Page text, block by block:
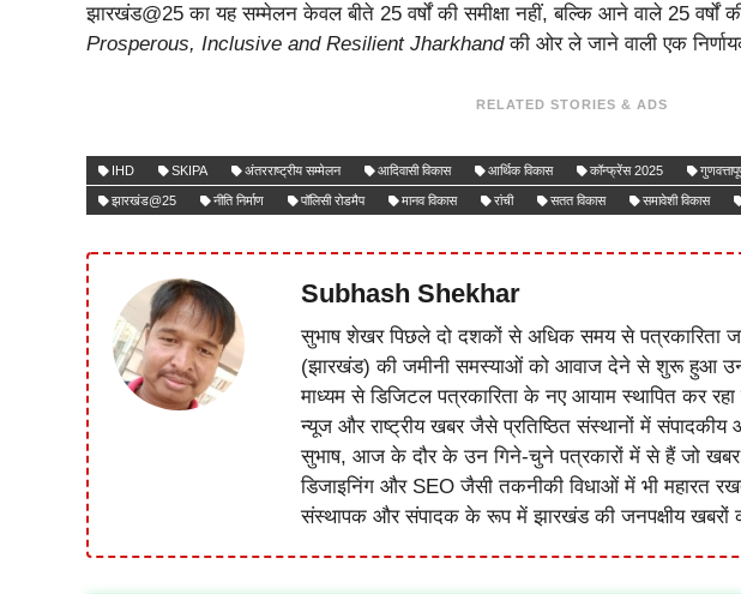
झारखंड@25 का यह सम्मेलन केवल बीते 25 वर्षों की समीक्षा नहीं, बल्कि आने वाले 25 वर्षों
Prosperous, Inclusive and Resilient Jharkhandकी ओर ले जाने वाली एक
RELATED STORIES & ADS
IHD SKIPA अंतरराष्ट्रीय सम्मेलन आदिवासी विकास आर्थिक विकास कॉन्फ्रेंस 2025
झारखंड@25 नीति निर्माण पॉलिसी रोडमैप मानव विकास रांची सतत विकास समावेशी विकास
Subhash Shekhar
सुभाष शेखर पिछले दो दशकों से अधिक समय से पत्रकारिता
(झारखंड) की जमीनी समस्याओं को आवाज देने से शुरू हुआ
माध्यम से डिजिटल पत्रकारिता के नए आयाम स्थापित कर
न्यूज और राष्ट्रीय खबर जैसे प्रतिष्ठित संस्थानों में संपादकीय
सुभाष, आज के दौर के उन गिने-चुने पत्रकारों में से हैं जो खबर
डिजाइनिंग और SEO जैसी तकनीकी विधाओं में भी महारत
संस्थापक और संपादक के रूप में झारखंड की जनपक्षीय खबरों